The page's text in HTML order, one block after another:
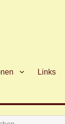
Links